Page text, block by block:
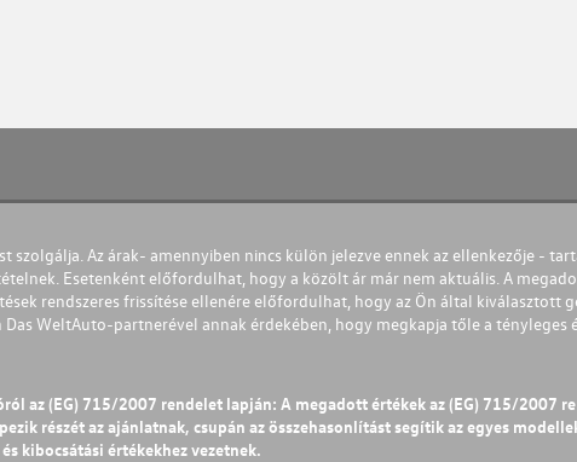
szolgálja. Az árak- amennyiben nincs külön jelezve ennek az ellenkezője -
Esetenként előfordulhat, hogy a közölt ár már nem aktuális. A
rendszeres frissítése ellenére előfordulhat, hogy az Ön által kiválasztott
WeltAuto-partnerével annak érdekében, hogy megkapja tőle a tényleges
az (EG) 715/2007 rendelet lapján: A megadott értékek az (EG) 715/
részét az ajánlatnak, csupán az összehasonlítást segítik az egyes
kibocsátási értékekhez vezetnek.